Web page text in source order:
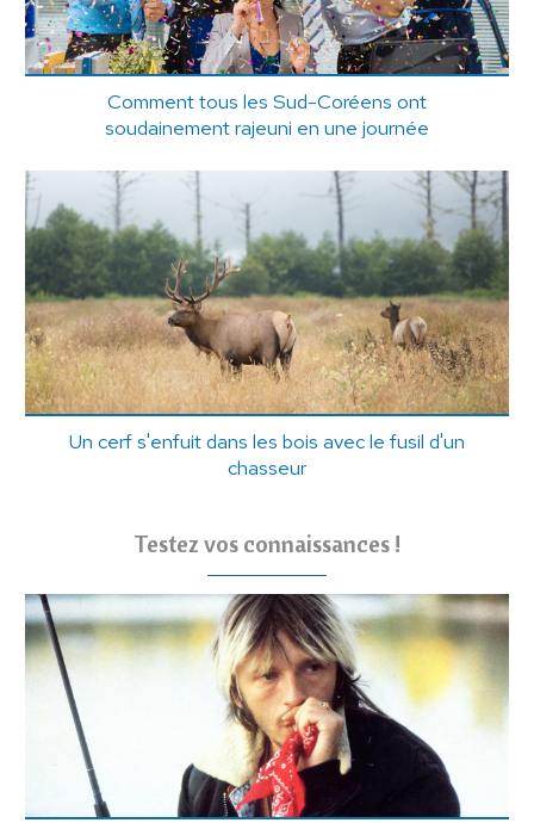
Comment tous les Sud-Coréens ont
soudainement rajeuni en une journée
Un cerf s'enfuit dans les bois avec le fusil d'un
chasseur
Testez vos connaissances !